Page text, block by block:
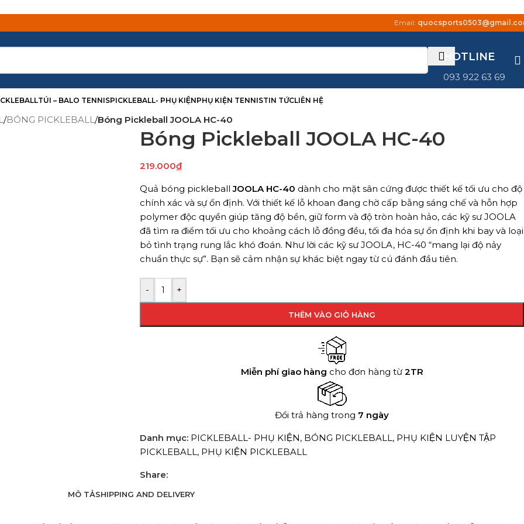
Email:
HOTLINE
093 922 63 69
TÚI – BALO TENNISPICKLEBALL- PHỤ KIỆNPHỤ KIỆN TENNISTIN TỨCLIÊN HỆ
/BÓNG PICKLEBALL/Bóng Pickleball JOOLA HC-40
Bóng Pickleball JOOLA HC-40
219.000₫
Quả bóng pickleballJOOLA HC-40 dành cho mặt sân cứng được thiết kế tối ưu cho độ
chính xác và sự ổn định. Với thiết kế lỗ khoan đang chờ cấp bằng sáng chế và hỗn hợp
polymer độc quyền giúp tăng độ bền, giữ form và độ tròn hoàn hảo, các kỹ sư JOOLA
đã tìm ra điểm tối ưu cho khoảng cách lỗ đồng đều, tối đa hóa sự ổn định khi bay và loại
bỏ tình trạng rung lắc khó đoán. Như lời các kỹ sư JOOLA, HC-40 “mang lại độ nảy
chuẩn thực sự”. Bạn sẽ cảm nhận sự khác biệt ngay từ cú đánh đầu tiên.
- +
THÊM VÀO GIỎ HÀNG
Miễn phí giao hàng cho đơn hàng từ 2TR
Đổi trả hàng trong 7 ngày
Danh mục: PICKLEBALL- PHỤ KIỆN, BÓNG PICKLEBALL, PHỤ KIỆN LUYỆN TẬP
PICKLEBALL, PHỤ KIỆN PICKLEBALL
Share:
MÔ TẢSHIPPING AND DELIVERY